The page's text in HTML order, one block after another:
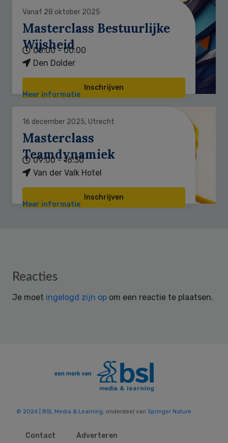
Vanaf 28 oktober 2025
Masterclass Bestuurlijke
Wijsheid
00:00 - 00:00
Den Dolder
Inschrijven
Meer informatie
16 december 2025, Utrecht
Masterclass
Teamdynamiek
09:00 - 16:30
Van der Valk Hotel
Inschrijven
Meer informatie
Reader
Reacties
Je moet ingelogd zijn op om een reactie te plaatsen.
© 2026 | BSL Media & Learning, onderdeel van Springer Nature
Contact Adverteren